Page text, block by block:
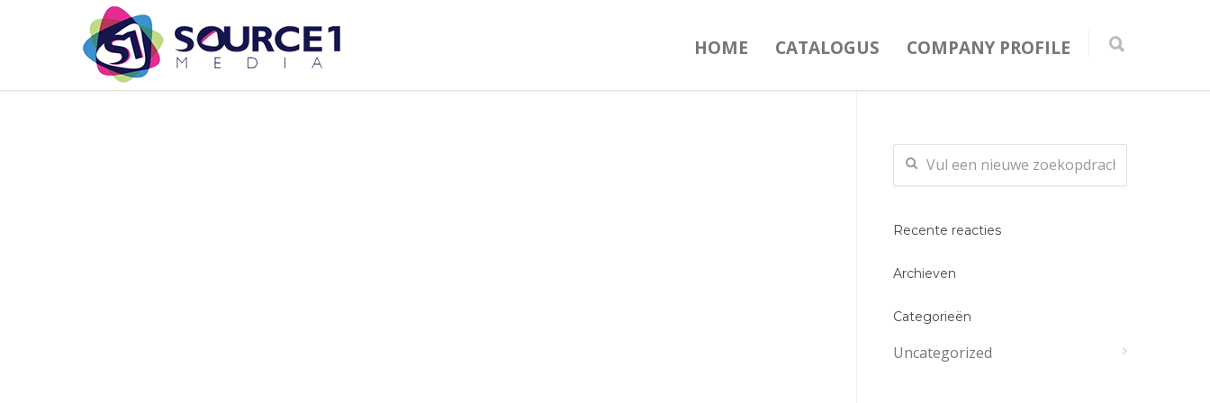
HOME CATALOGUS COMPANY PROFILE
Recente reacties
Archieven
Categorieën
Uncategorized